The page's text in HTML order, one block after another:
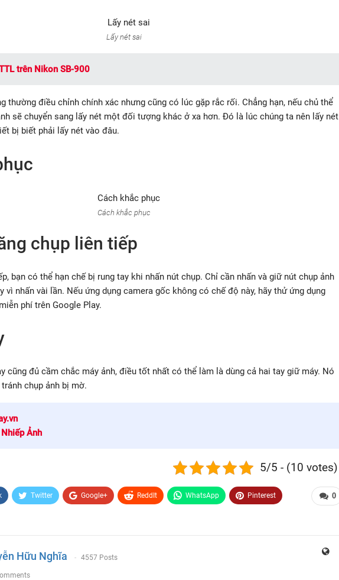
Lấy nét sai
trên Nikon SB-900
thường điều chỉnh chính xác nhưng cũng có lúc gặp rắc rối. Chẳng hạn, nếu chủ thể
sẽ chuyển sang lấy nét một đối tượng khác ở xa hơn. Đó là lúc chúng ta nên lấy nét
bị biết phải lấy nét vào đâu.
Cách khắc phục
chụp liên tiếp
bạn có thể hạn chế bị rung tay khi nhấn nút chụp. Chỉ cần nhấn và giữ nút chụp ảnh
vì nhấn vài lần. Nếu ứng dụng camera gốc không có chế độ này, hãy thử ứng dụng
phí trên Google Play.
cũng đủ cầm chắc máy ảnh, điều tốt nhất có thể làm là dùng cả hai tay giữ máy. Nó
chụp ảnh bị mờ.
Nhiếp Ảnh
5/5 - (10 votes)
0
Twitter Google+ ReddIt WhatsApp Pinterest
Hữu Nghĩa 4557 Posts